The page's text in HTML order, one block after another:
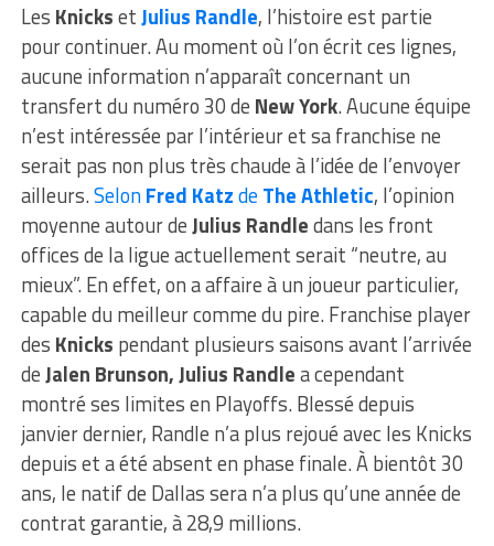
Les KnicksetJulius Randle, l’histoire est partie
pour continuer. Au moment où l’on écrit ces lignes,
aucune information n’apparaît concernant un
transfert du numéro 30 de New York. Aucune équipe
n’est intéressée par l’intérieur et sa franchise ne
serait pas non plus très chaude à l’idée de l’envoyer
ailleurs.SelonFred KatzdeThe Athletic, l’opinion
moyenne autour deJulius Randledans les front
offices de la ligue actuellement serait “neutre, au
mieux”. En effet, on a affaire à un joueur particulier,
capable du meilleur comme du pire. Franchise player
des Knicks pendant plusieurs saisons avant l’arrivée
deJalen Brunson, Julius Randlea cependant
montré ses limites en Playoffs. Blessé depuis
janvier dernier, Randle n’a plus rejoué avec les Knicks
depuis et a été absent en phase finale. À bientôt 30
ans, le natif de Dallas sera n’a plus qu’une année de
contrat garantie, à 28,9 millions.